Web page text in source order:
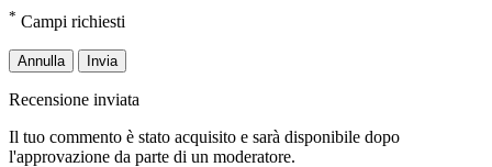
* Campi richiesti
Annulla Invia
Recensione inviata
Il tuo commento è stato acquisito e sarà disponibile dopo
l'approvazione da parte di un moderatore.